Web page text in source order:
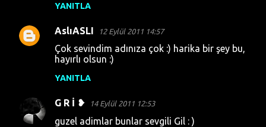
YANITLA
AslıASLI 12 Eylül 2011 14:57
Çok sevindim adınıza çok :) harika bir şey bu,
hayırlı olsun :)
YANITLA
G R İ ❥ 14 Eylül 2011 12:53
guzel adimlar bunlar sevgili Gil : )